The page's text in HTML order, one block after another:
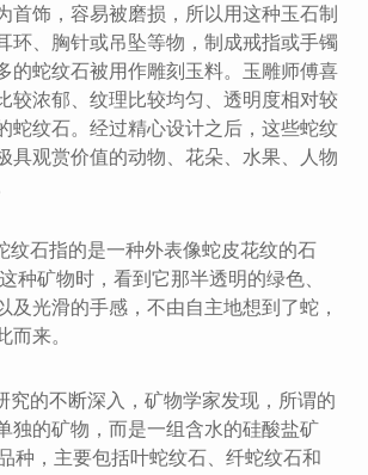
首饰，容易被磨损，所以用这种玉石制
环、胸针或吊坠等物，制成戒指或手镯
的蛇纹石被用作雕刻玉料。玉雕师傅喜
较浓郁、纹理比较均匀、透明度相对较
蛇纹石。经过精心设计之后，这些蛇纹
具观赏价值的动物、花朵、水果、人物
纹石指的是一种外表像蛇皮花纹的石
种矿物时，看到它那半透明的绿色、
及光滑的手感，不由自主地想到了蛇，
而来。
究的不断深入，矿物学家发现，所谓的
独的矿物，而是一组含水的硅酸盐矿
种，主要包括叶蛇纹石、纤蛇纹石和